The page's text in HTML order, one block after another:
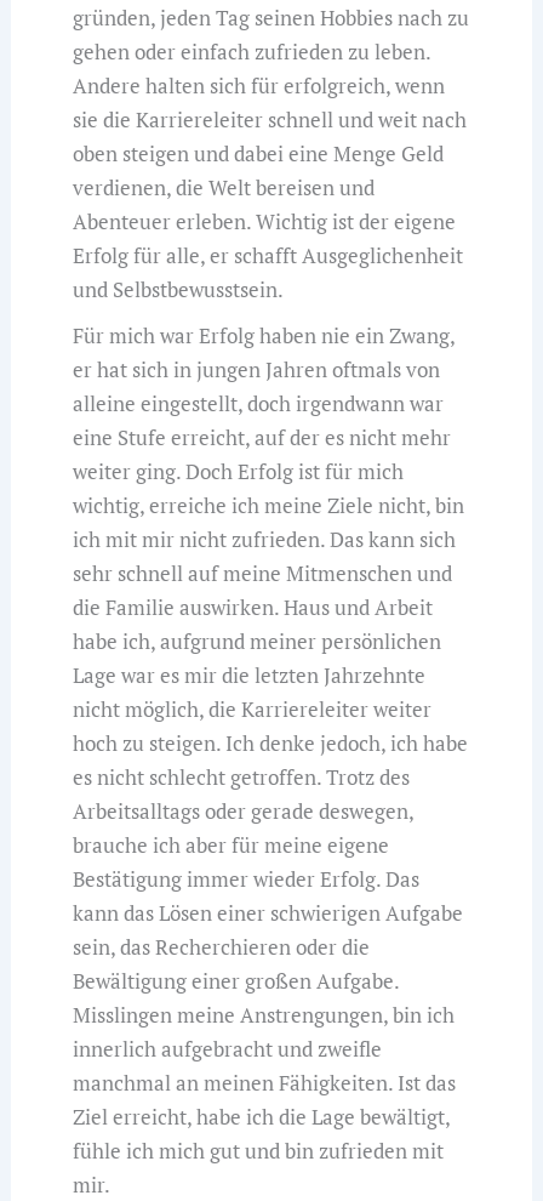
gründen, jeden Tag seinen Hobbies nach zu
gehen oder einfach zufrieden zu leben.
Andere halten sich für erfolgreich, wenn
sie die Karriereleiter schnell und weit nach
oben steigen und dabei eine Menge Geld
verdienen, die Welt bereisen und
Abenteuer erleben. Wichtig ist der eigene
Erfolg für alle, er schafft Ausgeglichenheit
und Selbstbewusstsein.
Für mich war Erfolg haben nie ein Zwang,
er hat sich in jungen Jahren oftmals von
alleine eingestellt, doch irgendwann war
eine Stufe erreicht, auf der es nicht mehr
weiter ging. Doch Erfolg ist für mich
wichtig, erreiche ich meine Ziele nicht, bin
ich mit mir nicht zufrieden. Das kann sich
sehr schnell auf meine Mitmenschen und
die Familie auswirken. Haus und Arbeit
habe ich, aufgrund meiner persönlichen
Lage war es mir die letzten Jahrzehnte
nicht möglich, die Karriereleiter weiter
hoch zu steigen. Ich denke jedoch, ich habe
es nicht schlecht getroffen. Trotz des
Arbeitsalltags oder gerade deswegen,
brauche ich aber für meine eigene
Bestätigung immer wieder Erfolg. Das
kann das Lösen einer schwierigen Aufgabe
sein, das Recherchieren oder die
Bewältigung einer großen Aufgabe.
Misslingen meine Anstrengungen, bin ich
innerlich aufgebracht und zweifle
manchmal an meinen Fähigkeiten. Ist das
Ziel erreicht, habe ich die Lage bewältigt,
fühle ich mich gut und bin zufrieden mit
mir.